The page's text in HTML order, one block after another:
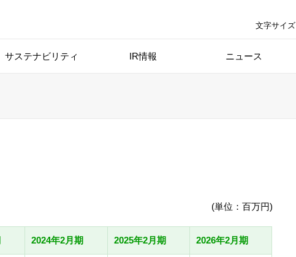
文字サイズ
サステナビリティ IR情報 ニュース
(単位：百万円)
2024年2月期 2025年2月期 2026年2月期